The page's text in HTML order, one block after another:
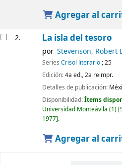
Agregar al
2. La isla del tesoro
por Stevenson, Robert
Series Crisol literario; 25
Edición:4a ed., 2a reimpr.
Detalles de publicación:
Disponibilidad:Ítems
Universidad Monteávila (1)
1977 .
Agregar al